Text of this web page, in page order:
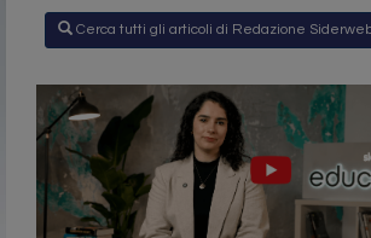
Cerca tutti gli articoli di Redazione